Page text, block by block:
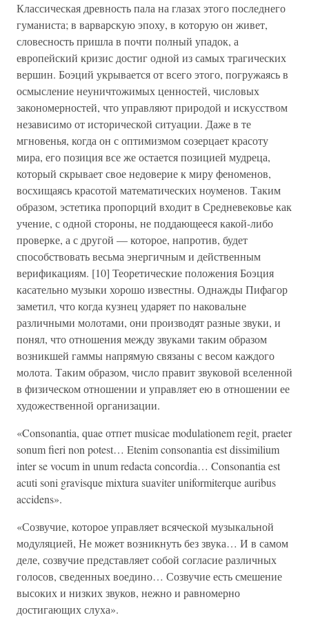
Классическая древность пала на глазах этого последнего
гуманиста; в варварскую эпоху, в которую он живет,
словесность пришла в почти полный упадок, а
европейский кризис достиг одной из самых трагических
вершин. Боэций укрывается от всего этого, погружаясь в
осмысление неуничтожимых ценностей, числовых
закономерностей, что управляют природой и искусством
независимо от исторической ситуации. Даже в те
мгновенья, когда он с оптимизмом созерцает красоту
мира, его позиция все же остается позицией мудреца,
который скрывает свое недоверие к миру феноменов,
восхищаясь красотой математических ноуменов. Таким
образом, эстетика пропорций входит в Средневековье как
учение, с одной стороны, не поддающееся какой-либо
проверке, а с другой — которое, напротив, будет
способствовать весьма энергичным и действенным
верификациям. [10] Теоретические положения Боэция
касательно музыки хорошо известны. Однажды Пифагор
заметил, что когда кузнец ударяет по наковальне
различными молотами, они производят разные звуки, и
понял, что отношения между звуками таким образом
возникшей гаммы напрямую связаны с весом каждого
молота. Таким образом, число правит звуковой вселенной
в физическом отношении и управляет ею в отношении ее
художественной организации.
«Consonantia, quae отпет musicae modulationem regit, praeter
sonum fieri non potest… Etenim consonantia est dissimilium
inter se vocum in unum redacta concordia… Consonantia est
acuti soni gravisque mixtura suaviter uniformiterque auribus
accidens».
«Созвучие, которое управляет всяческой музыкальной
модуляцией, Не может возникнуть без звука… И в самом
деле, созвучие представляет собой согласие различных
голосов, сведенных воедино… Созвучие есть смешение
высоких и низких звуков, нежно и равномерно
достигающих слуха».